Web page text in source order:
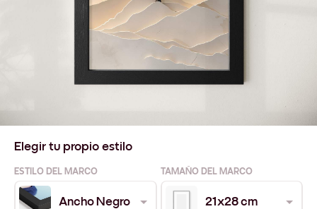
Elegir tu propio estilo
ESTILO DEL MARCO TAMAÑO DEL MARCO
Ancho Negro 21x28 cm